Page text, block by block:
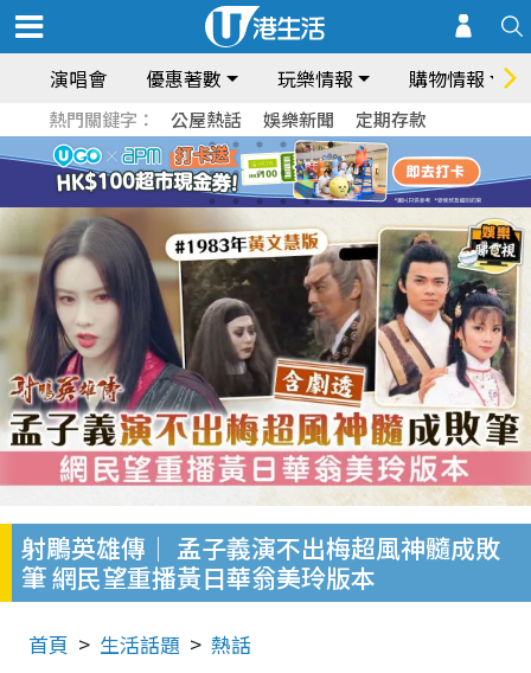
演唱會 優惠著數 玩樂情報 購物情報
熱門關鍵字： 公屋熱話 娛樂新聞 定期存款
射鵰英雄傳│ 孟子義演不出梅超風神髓成敗
筆 網民望重播黃日華翁美玲版本
首頁 生活話題 熱話